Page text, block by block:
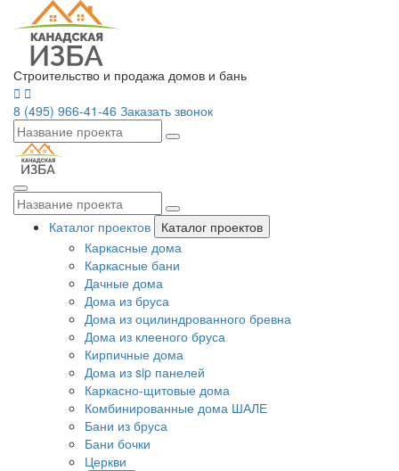
Строительство и продажа домов и бань
8 (495) 966-41-46 Заказать звонок
Каталог проектов
Каталог проектов
Каркасные дома
Каркасные бани
Дачные дома
Дома из бруса
Дома из оцилиндрованного бревна
Дома из клееного бруса
Кирпичные дома
Дома из sip панелей
Каркасно-щитовые дома
Комбинированные дома ШАЛЕ
Бани из бруса
Бани бочки
Церкви